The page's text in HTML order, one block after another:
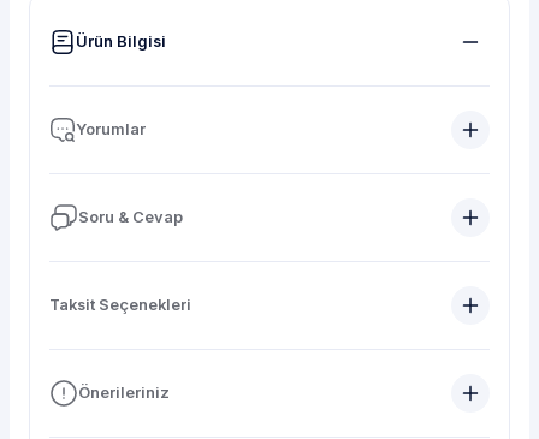
Ürün Bilgisi
Yorumlar
Soru & Cevap
Taksit Seçenekleri
Önerileriniz